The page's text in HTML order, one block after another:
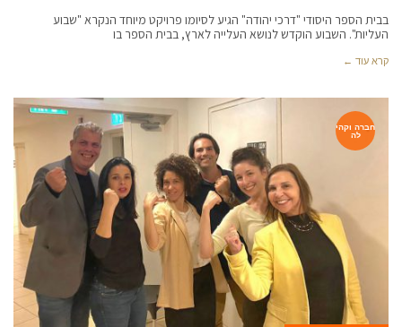
בבית הספר היסודי "דרכי יהודה" הגיע לסיומו פרויקט מיוחד הנקרא "שבוע
העליות". השבוע הוקדש לנושא העלייה לארץ, בבית הספר בו
קרא עוד ←
חברה וקהי
לה